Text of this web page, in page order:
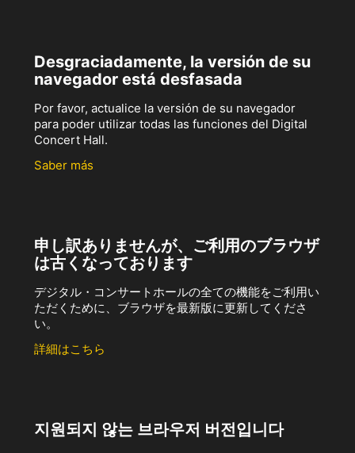
Desgraciadamente, la versión de su
navegador está desfasada
Por favor, actualice la versión de su navegador
para poder utilizar todas las funciones del Digital
Concert Hall.
Saber más
申し訳ありませんが、ご利用のブラウザ
は古くなっております
デジタル・コンサートホールの全ての機能をご利用い
ただくために、ブラウザを最新版に更新してくださ
い。
詳細はこちら
지원되지 않는 브라우저 버전입니다